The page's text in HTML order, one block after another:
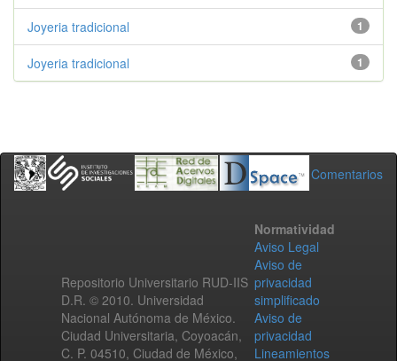
1
Joyeria tradicional
1
Joyeria tradicional
Comentarios
Repositorio Universitario RUD-IIS
D.R. © 2010. Universidad
Nacional Autónoma de México.
Ciudad Universitaria, Coyoacán,
C. P. 04510, Ciudad de México,
Normatividad
Aviso Legal
Aviso de
privacidad
simplificado
Aviso de
privacidad
Lineamientos